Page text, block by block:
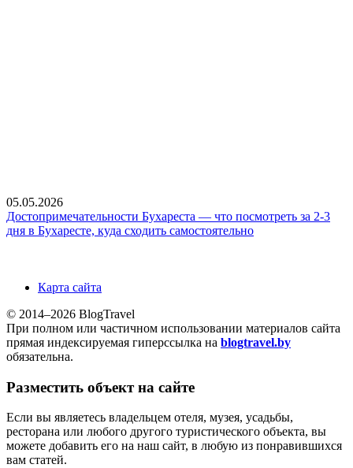
05.05.2026
Достопримечательности Бухареста — что посмотреть за 2-3
дня в Бухаресте, куда сходить самостоятельно
Карта сайта
© 2014–2026 BlogTravel
При полном или частичном использовании материалов сайта
прямая индексируемая гиперссылка на blogtravel.by
обязательна.
Разместить объект на сайте
Если вы являетесь владельцем отеля, музея, усадьбы,
ресторана или любого другого туристического объекта, вы
можете добавить его на наш сайт, в любую из понравившихся
вам статей.